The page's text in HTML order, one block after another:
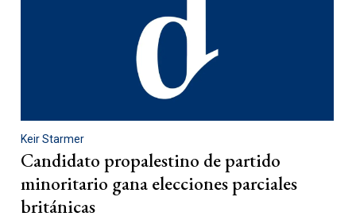
Keir Starmer
Candidato propalestino de partido
minoritario gana elecciones parciales
británicas